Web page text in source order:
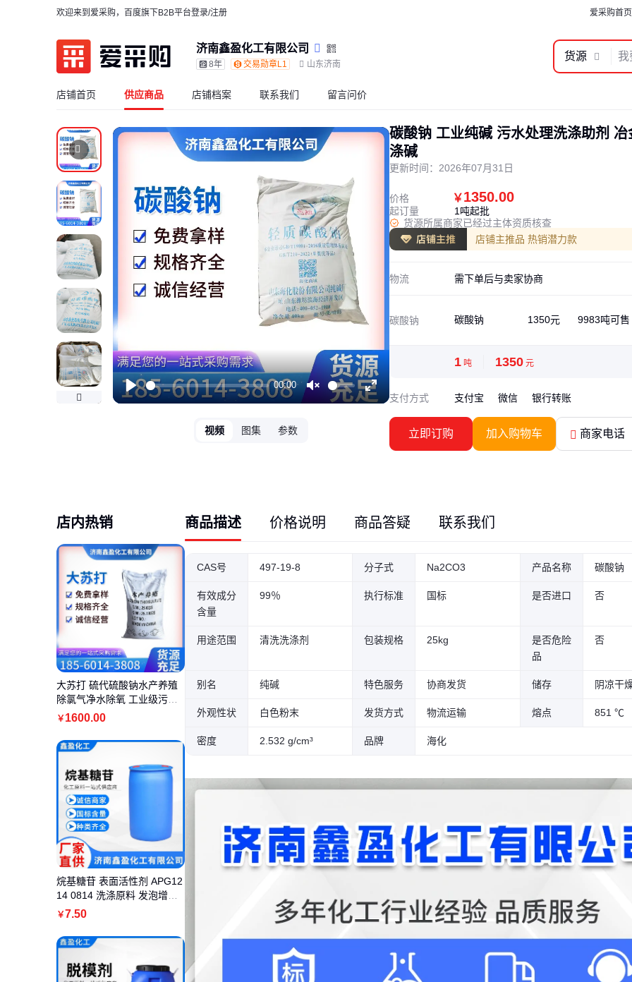
欢迎来到爱采购，百度旗下B2B平台登录/注册 爱采购首页
济南鑫盈化工有限公司
8年 交易勋章L1 山东济南
货源
店铺首页 供应商品 店铺档案 联系我们 留言问价
Play
00:00
Unmute
Enter
fullscreen
视频
图集 参数
碳酸钠 工业纯碱 污水处理洗涤助剂
涤碱
更新时间： 2026年07月31日
价格 ￥1350.00
起订量
1吨起批
货源所属商家已经过主体资质核查
店铺主推品 热销潜力款
物流 需下单后与卖家协商
碳酸钠 碳酸钠 1350元 9983吨可售
1 吨 1350 元
支付方式 支付宝 微信 银行转账
立即订购 加入购物车 商家电话
店内热销
大苏打 硫代硫酸钠水产养殖
除氯气净水除氧 工业级污水
处理
￥1600.00
烷基糖苷 表面活性剂 APG12
14 0814 洗涤原料 发泡增稠
剂
￥7.50
商品描述 价格说明 商品答疑 联系我们
CAS号 497-19-8 分子式 Na2CO3 产品名称 碳酸钠
有效成分
含量
99％ 执行标准 国标 是否进口 否
用途范围 清洗洗涤剂 包装规格 25kg
是否危险
品
否
别名 纯碱 特色服务 协商发货 储存 阴凉干
外观性状 白色粉末 发货方式 物流运输 熔点 851 ℃
密度 2.532 g/cm³ 品牌 海化